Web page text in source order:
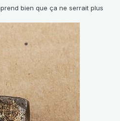
bien que ça ne serrait plus